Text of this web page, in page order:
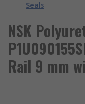
Seals
NSK
Rail 9 mm